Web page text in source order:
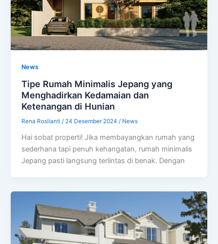
News
Tipe Rumah Minimalis Jepang yang
Menghadirkan Kedamaian dan
Ketenangan di Hunian
Rena Roslianti/ 24 Desember 2024/ News
Hai sobat properti! Jika membayangkan rumah yang
sederhana tapi penuh kehangatan, rumah minimalis
Jepang pasti langsung terlintas di benak. Dengan